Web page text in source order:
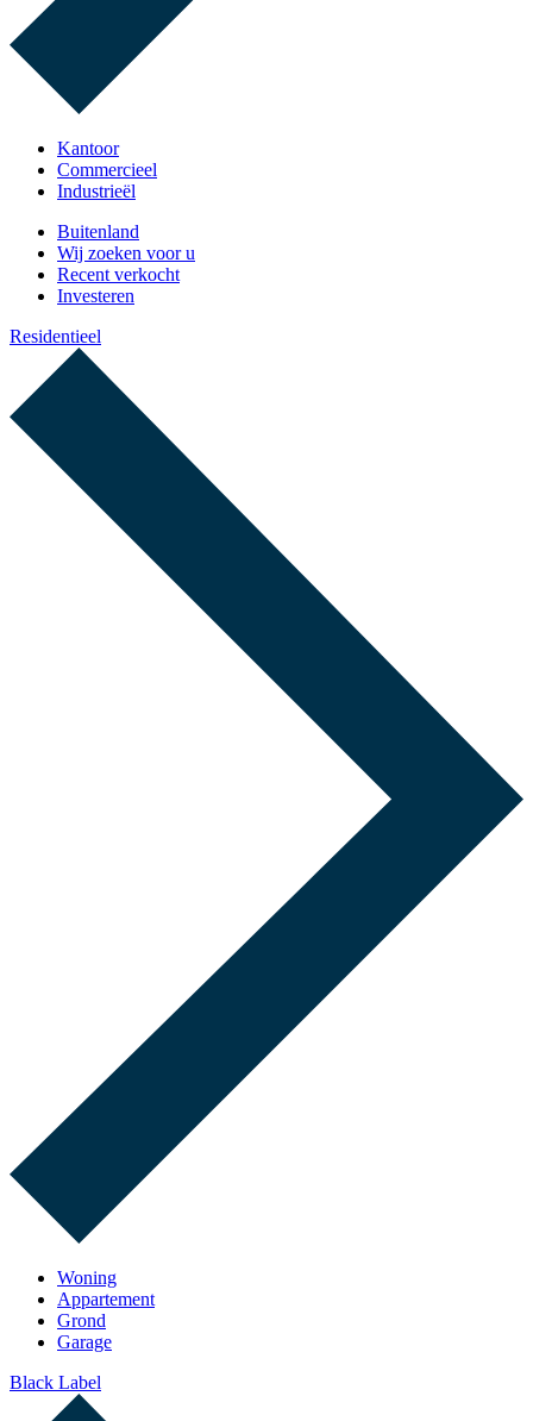
Kantoor
Commercieel
Industrieël
Buitenland
Wij zoeken voor u
Recent verkocht
Investeren
Residentieel
Woning
Appartement
Grond
Garage
Black Label